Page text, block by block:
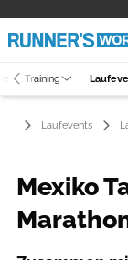
Training
Laufevents
Mexiko